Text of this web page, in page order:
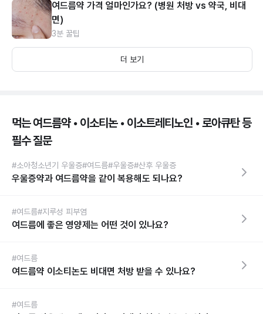
여드름약 가격 얼마인가요? (병원 처방 vs 약국, 비대
면)
3분 꿀팁
더 보기
먹는 여드름약 • 이소티논 • 이소트레티노인 • 로아큐탄 등
필수 질문
#소아청소년기 우울증#여드름#우울증#산후 우울증
우울증약과 여드름약을 같이 복용해도 되나요?
#여드름#지루성 피부염
여드름에 좋은 영양제는 어떤 것이 있나요?
#여드름
여드름약 이소티논도 비대면 처방 받을 수 있나요?
#여드름